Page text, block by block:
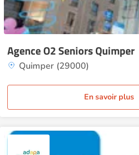
Agence O2 Seniors Quimper
Quimper (29000)
En savoir plus